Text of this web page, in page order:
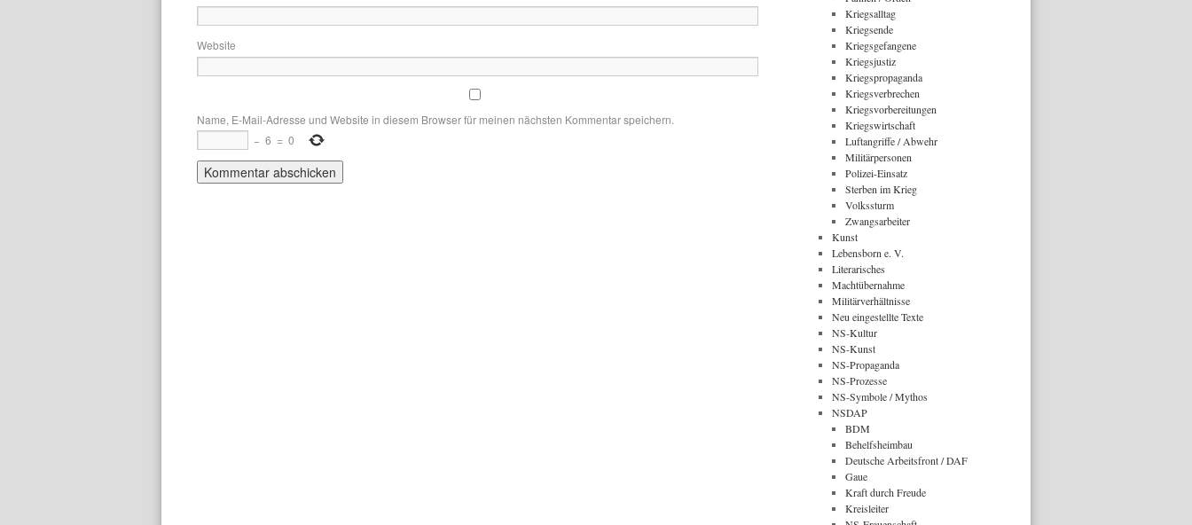
Website
Name, E-Mail-Adresse und Website in diesem Browser für meinen nächsten Kommentar speichern.
− 6 = 0
Kriegsalltag
Kriegsende
Kriegsgefangene
Kriegsjustiz
Kriegspropaganda
Kriegsverbrechen
Kriegsvorbereitungen
Kriegswirtschaft
Luftangriffe / Abwehr
Militärpersonen
Polizei-Einsatz
Sterben im Krieg
Volkssturm
Zwangsarbeiter
Kunst
Lebensborn e. V.
Literarisches
Machtübernahme
Militärverhältnisse
Neu eingestellte Texte
NS-Kultur
NS-Kunst
NS-Propaganda
NS-Prozesse
NS-Symbole / Mythos
NSDAP
BDM
Behelfsheimbau
Deutsche Arbeitsfront / DAF
Gaue
Kraft durch Freude
Kreisleiter